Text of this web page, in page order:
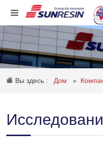
КОМПАНИЯ
ПРОДУКТ
Вы здесь : Дом »